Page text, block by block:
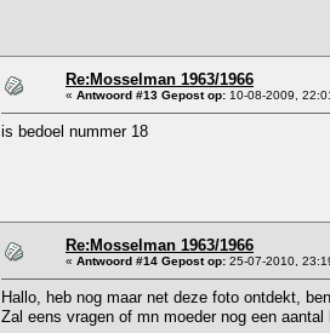
Re:Mosselman 1963/1966
« Antwoord #13 Gepost op: 10-08-2009,
is bedoel nummer 18
Re:Mosselman 1963/1966
« Antwoord #14 Gepost op: 25-07-2010,
Hallo, heb nog maar net deze foto ontdekt,
Zal eens vragen of mn moeder nog een